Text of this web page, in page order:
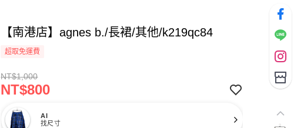
【南港店】agnes b./長裙/其他/k219qc84
超取免運費
NT$1,000
NT$800
AI
找尺寸